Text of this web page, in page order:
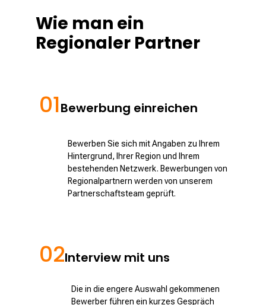
Wie man ein
Regionaler Partner
01Bewerbung einreichen
Bewerben Sie sich mit Angaben zu Ihrem
Hintergrund, Ihrer Region und Ihrem
bestehenden Netzwerk. Bewerbungen von
Regionalpartnern werden von unserem
Partnerschaftsteam geprüft.
02Interview mit uns
Die in die engere Auswahl gekommenen
Bewerber führen ein kurzes Gespräch